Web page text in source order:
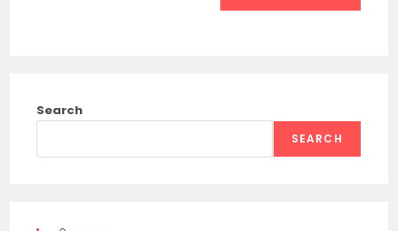
Search
SEARCH